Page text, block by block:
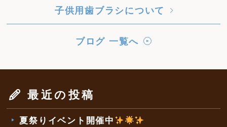
子供用歯ブラシについて
ブログ 一覧へ
最近の投稿
夏祭りイベント開催中